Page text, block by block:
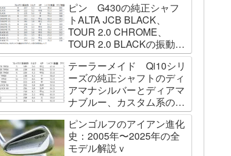
ピン G430の純正シャフ
トALTA JCB BLACK、
TOUR 2.0 CHROME、
TOUR 2.0 BLACKの振動数
を測ってみました
テーラーメイド Qi10シリ
ーズの純正シャフトのディ
アマナシルバーとディアマ
ナブルー、カスタム系の
SPEEDER NK BLACK、
TOUR AD VF、Diamana
WBの振動数を測ってみた
ピンゴルフのアイアン進化
史：2005年〜2025年の全
モデル解説ｖ